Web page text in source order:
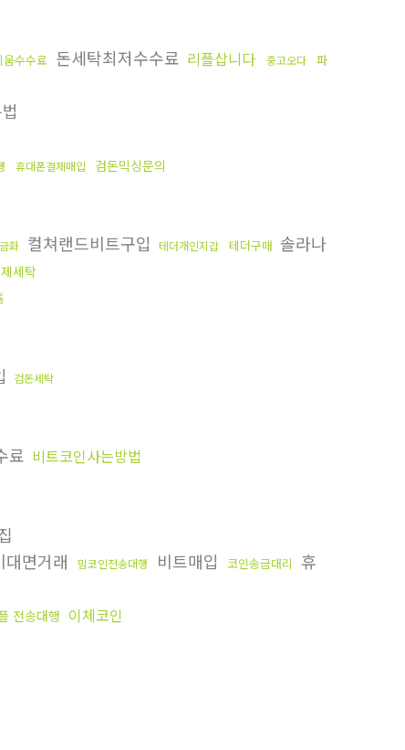
움수수료 돈세탁최저수수료 리플삽니다 중고오다
파
휴대폰결제매입 검돈믹싱문의
화 컬쳐랜드비트구입 테더개인지갑 테더구매 솔라나
세탁
검돈세탁
료 비트코인사는방법
대면거래 밈코인전송대행 비트매입 코인송금대리
휴
전송대행 이체코인